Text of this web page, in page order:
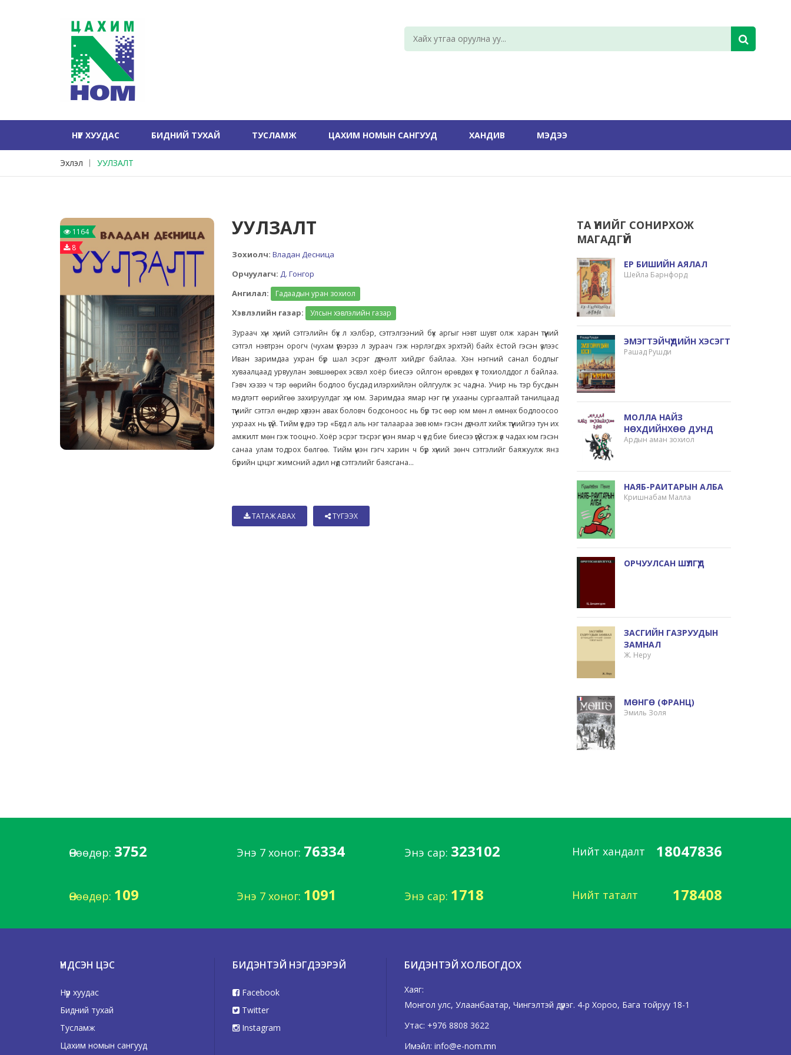
НҮҮР ХУУДАС БИДНИЙ ТУХАЙ ТУСЛАМЖ ЦАХИМ НОМЫН САНГУУД ХАНДИВ МЭДЭЭ
Эхлэл УУЛЗАЛТ
1164
8
УУЛЗАЛТ
Зохиолч: Владан Десница
Орчуулагч: Д. Гонгор
Ангилал:
Гадаадын уран зохиол
Хэвлэлийн газар:
Улсын хэвлэлийн газар
Зураач хүн хүний сэтгэлийн бүх л хэлбэр, сэтгэлгээний бүх аргыг нэвт шувт олж харан түүний
сэтгэл нэвтрэн орогч (чухам үүгээрээ л зураач гэж нэрлэгдэх эрхтэй) байх ёстой гэсэн үзлээс
Иван заримдаа ухран бүр шал эсрэг дүгнэлт хийдэг байлаа. Хэн нэгний санал бодлыг
хуваалцаад урвуулан зөвшөөрөх эсвэл хоёр биесээ ойлгон өрөвдөх үе тохиолддог л байлаа.
Гэвч хэзээ ч тэр өөрийн бодлоо бусдад илэрхийлэн ойлгуулж эс чадна. Учир нь тэр бусдын
мэдлэгт өөрийгөө захируулдаг хүн юм. Заримдаа ямар нэг гүн ухааны сургаалтай танилцаад
түүнийг сэтгэл өндөр хүлээн авах боловч бодсоноос нь бүр тэс өөр юм мөн л өмнөх бодлоосоо
ухраах нь үгүй. Тийм үедээ тэр «Бүгд л аль нэг талаараа зөв юм» гэсэн дүгнэлт хийж түүнийгээ тун их
амжилт мөн гэж тооцно. Хоёр эсрэг тэсрэг үнэн ямар ч үед бие биесээ үгүйсгэж үл чадах юм гэсэн
санаа улам тодрох бөлгөө. Тийм үнэн гэгч харин ч бүр хүний зөнч сэтгэлийг баяжуулж янз
бүрийн цэцэг жимсний адил нүд сэтгэлийг баясгана...
ТАТАЖ АВАХ ТҮГЭЭХ
ТА ҮҮНИЙГ СОНИРХОЖ
МАГАДГҮЙ
ЕР БИШИЙН АЯЛАЛ
Шейла Барнфорд
ЭМЭГТЭЙЧҮҮДИЙН ХЭСЭГТ
Рашад Рушди
МОЛЛА НАЙЗ
НӨХДИЙНХӨӨ ДУНД
Ардын аман зохиол
НАЯБ-РАИТАРЫН АЛБА
Кришнабам Малла
ОРЧУУЛСАН ШҮЛГҮҮД
ЗАСГИЙН ГАЗРУУДЫН
ЗАМНАЛ
Ж. Неру
МӨНГӨ (ФРАНЦ)
Эмиль Золя
Өнөөдөр: 3752 Энэ 7 хоног: 76334 Энэ сар: 323102 Нийт хандалт 18047836
Өнөөдөр: 109 Энэ 7 хоног: 1091 Энэ сар: 1718 Нийт таталт 178408
ҮНДСЭН ЦЭС
Нүүр хуудас
Бидний тухай
Тусламж
Цахим номын сангууд
БИДЭНТЭЙ НЭГДЭЭРЭЙ
Facebook
Twitter
Instagram
БИДЭНТЭЙ ХОЛБОГДОХ
Хаяг:
Монгол улс, Улаанбаатар, Чингэлтэй дүүрэг. 4-р Хороо, Бага тойруу 18-1
Утас: +976 8808 3622
Имэйл: info@e-nom.mn